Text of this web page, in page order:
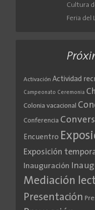
Cultura
Feria del
Activación Actividad
Campeonato Ceremonia
Colonia vacacional
Conferencia
Encuentro
Exposición
Inauguración
Mediación
Presentación